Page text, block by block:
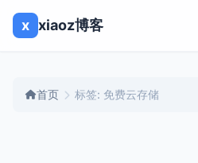
x xiaoz博客
首页 标签: 免费云存储